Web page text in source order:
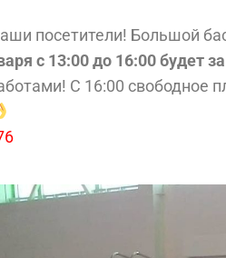
посетители! Большой
с 13:00 до 16:00 будет
С 16:00 свободное